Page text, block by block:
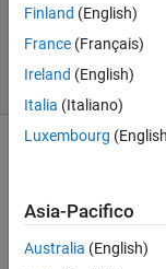
2021
21
(30 giorni)
Finland (English)
France (Français)
Ireland (English)
Italia (Italiano)
Luxembourg
Asia-Pacifico
Australia (English)